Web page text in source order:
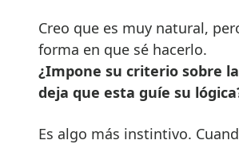
Creo que es muy natural,
forma en que sé hacerlo.
¿Impone su criterio sobre
deja que esta guíe su
Es algo más instintivo.